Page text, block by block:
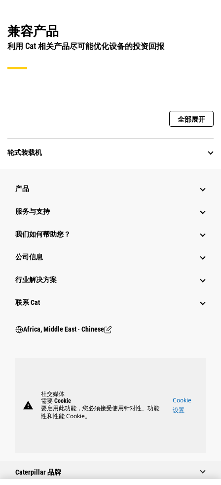
兼容产品
利用 Cat 相关产品尽可能优化设备的投资回报
全部展开
轮式装载机
产品
服务与支持
我们如何帮助您？
公司信息
行业解决方案
行业
联系 Cat
Africa, Middle East ‧ Chinese
warning
社交媒体
需要 Cookie
要启用此功能，您必须接受使用针对性、功能
性和性能 Cookie。
Cookie
设置
Caterpillar 品牌